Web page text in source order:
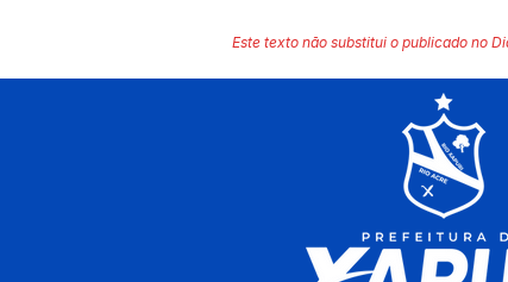
Este texto não substitui o publicado no